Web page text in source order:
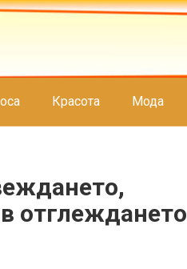
Красота Мода
отглеждането